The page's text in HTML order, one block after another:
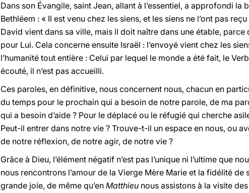
Dans son Évangile, saint Jean, allant à l’essentiel, a approfondi la
Bethléem : « Il est venu chez les siens, et les siens ne l’ont pas
David vient dans sa ville, mais il doit naître dans une étable, parce
pour Lui. Cela concerne ensuite Israël : l’envoyé vient chez les
l’humanité tout entière : Celui par lequel le monde a été fait, le
écouté, il n’est pas accueilli.
Ces paroles, en définitive, nous concernent nous, chacun en
du temps pour le prochain qui a besoin de notre parole, de ma
qui a besoin d’aide ? Pour le déplacé ou le réfugié qui cherche
Peut-il entrer dans notre vie ? Trouve-t-il un espace en nous, ou
de notre réflexion, de notre agir, de notre vie ?
Grâce à Dieu, l’élément négatif n’est pas l’unique ni l’ultime que
nous rencontrons l’amour de la Vierge Mère Marie et la fidélité
grande joie, de même qu’en Matthieu nous assistons à la visite